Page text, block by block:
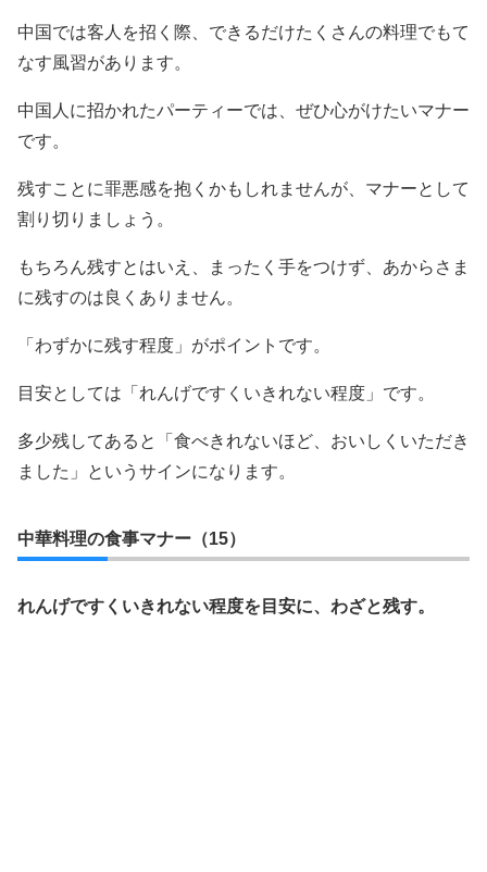
中国では客人を招く際、できるだけたくさんの料理でもて
なす風習があります。
中国人に招かれたパーティーでは、ぜひ心がけたいマナー
です。
残すことに罪悪感を抱くかもしれませんが、マナーとして
割り切りましょう。
もちろん残すとはいえ、まったく手をつけず、あからさま
に残すのは良くありません。
「わずかに残す程度」がポイントです。
目安としては「れんげですくいきれない程度」です。
多少残してあると「食べきれないほど、おいしくいただき
ました」というサインになります。
中華料理の食事マナー（15）
れんげですくいきれない程度を目安に、わざと残す。